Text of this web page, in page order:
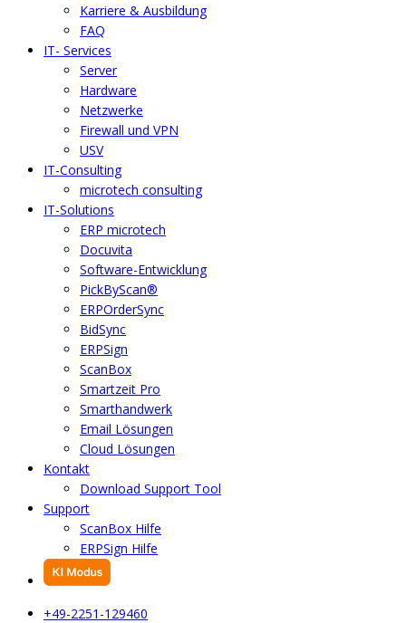
Karriere & Ausbildung
FAQ
IT- Services
Server
Hardware
Netzwerke
Firewall und VPN
USV
IT-Consulting
microtech consulting
IT-Solutions
ERP microtech
Docuvita
Software-Entwicklung
PickByScan®
ERPOrderSync
BidSync
ERPSign
ScanBox
Smartzeit Pro
Smarthandwerk
Email Lösungen
Cloud Lösungen
Kontakt
Download Support Tool
Support
ScanBox Hilfe
ERPSign Hilfe
+49-2251-129460